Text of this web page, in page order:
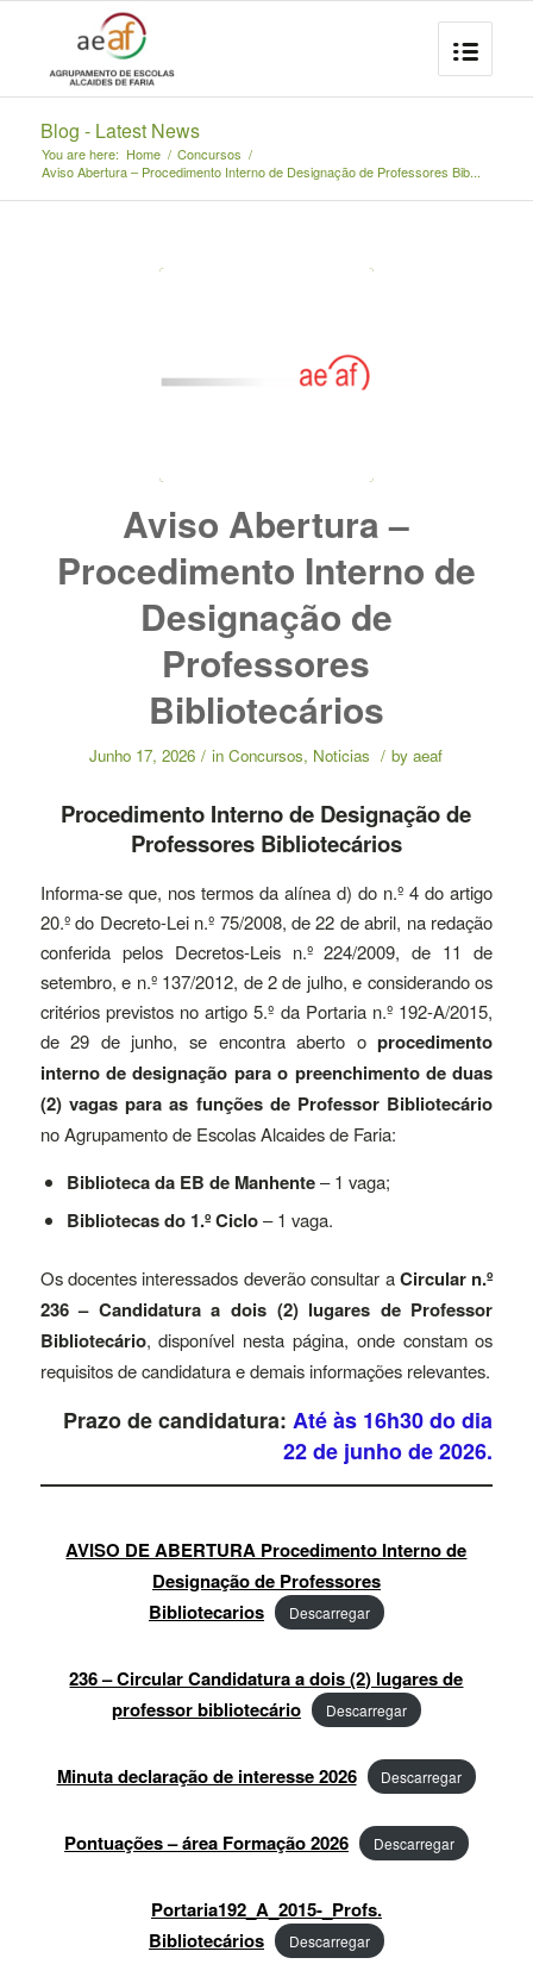
Blog - Latest News
You are here: Home / Concursos /
Aviso Abertura – Procedimento Interno de Designação de Professores Bib...
Aviso Abertura –
Procedimento Interno de
Designação de
Professores
Bibliotecários
Junho 17, 2026 / inConcursos, Noticias / byaeaf
Procedimento Interno de Designação de
Professores Bibliotecários
Informa-se que, nos termos da alínea d) do n.º 4 do artigo
20.º do Decreto-Lei n.º 75/2008, de 22 de abril, na redação
conferida pelos Decretos-Leis n.º 224/2009, de 11 de
setembro, e n.º 137/2012, de 2 de julho, e considerando os
critérios previstos no artigo 5.º da Portaria n.º 192-A/2015,
de 29 de junho, se encontra aberto oprocedimento
interno de designação para o preenchimento de duas
(2) vagas para as funções de Professor Bibliotecário
no Agrupamento de Escolas Alcaides de Faria:
Biblioteca da EB de Manhente– 1 vaga;
Bibliotecas do 1.º Ciclo– 1 vaga.
Os docentes interessados deverão consultar aCircular n.º
236 – Candidatura a dois (2) lugares de Professor
Bibliotecário, disponível nesta página, onde constam os
requisitos de candidatura e demais informações relevantes.
Prazo de candidatura:Até às 16h30 do dia
22 de junho de 2026.
AVISO DE ABERTURA Procedimento Interno de
Designação de Professores
Bibliotecarios
Descarregar
236 – Circular Candidatura a dois (2) lugares de
professor bibliotecário
Descarregar
Minuta declaração de interesse 2026 Descarregar
Pontuações – área Formação 2026 Descarregar
Portaria192_A_2015-_Profs.
Bibliotecários
Descarregar